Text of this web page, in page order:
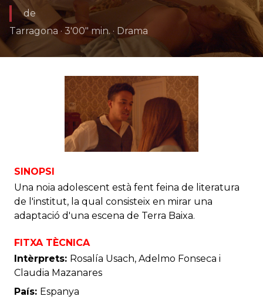
de
Tarragona · 3'00" min. · Drama
SINOPSI
Una noia adolescent està fent feina de literatura
de l'institut, la qual consisteix en mirar una
adaptació d'una escena de Terra Baixa.
FITXA TÈCNICA
Intèrprets: Rosalía Usach, Adelmo Fonseca i
Claudia Mazanares
País: Espanya